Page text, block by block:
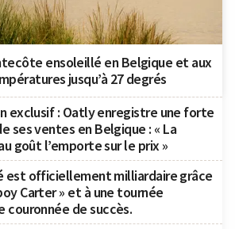
ensoleillé en Belgique et aux
jusqu’à 27 degrés
exclusif : Oatly enregistre une forte
ses ventes en Belgique : « La
goût l’emporte sur le prix »
est officiellement milliardaire grâce
Carter » et à une tournée
couronnée de succès.